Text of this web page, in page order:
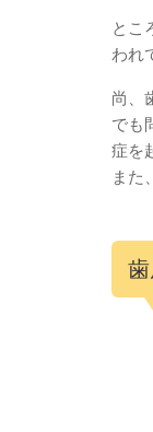
とこ
われ
尚、
でも
症を
また